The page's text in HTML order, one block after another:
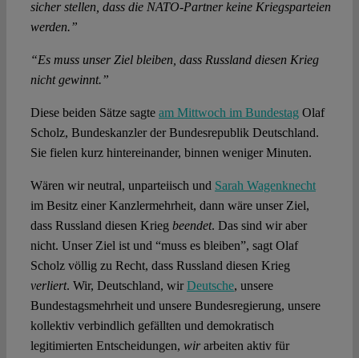
sicher stellen, dass die NATO-Partner keine Kriegsparteien
werden.”
“Es muss unser Ziel bleiben, dass Russland diesen Krieg
nicht gewinnt.”
Diese beiden Sätze sagte am Mittwoch im Bundestag Olaf
Scholz, Bundeskanzler der Bundesrepublik Deutschland.
Sie fielen kurz hintereinander, binnen weniger Minuten.
Wären wir neutral, unparteiisch und Sarah Wagenknecht
im Besitz einer Kanzlermehrheit, dann wäre unser Ziel,
dass Russland diesen Krieg beendet. Das sind wir aber
nicht. Unser Ziel ist und “muss es bleiben”, sagt Olaf
Scholz völlig zu Recht, dass Russland diesen Krieg
verliert. Wir, Deutschland, wirDeutsche, unsere
Bundestagsmehrheit und unsere Bundesregierung, unsere
kollektiv verbindlich gefällten und demokratisch
legitimierten Entscheidungen, wirarbeiten aktiv für